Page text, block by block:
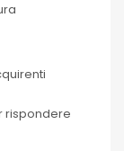
rispondere